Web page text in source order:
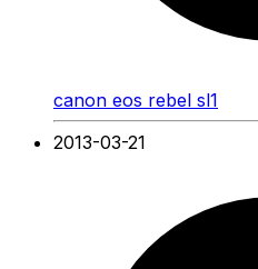
canon eos rebel sl1
2013-03-21